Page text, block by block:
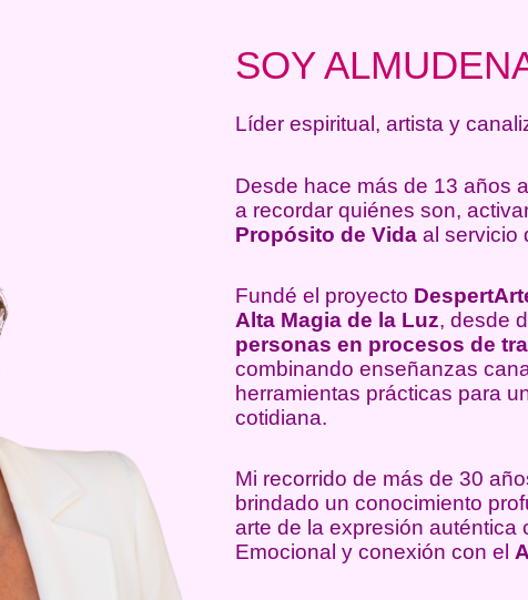
SOY
Líder espiritual, artista y
Desde hace más de 13 años
a recordar quiénes son,
Propósito de Vida al servicio
Fundé el proyecto
Alta Magia de la Luz, desde
personas en procesos de
combinando enseñanzas
herramientas prácticas para
cotidiana.
Mi recorrido de más de 30
brindado un conocimiento
arte de la expresión auténtica
Emocional y conexión con el